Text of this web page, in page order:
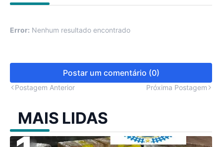
Error: Nenhum resultado encontrado
Postar um comentário (0)
Postagem Anterior Próxima Postagem
MAIS LIDAS